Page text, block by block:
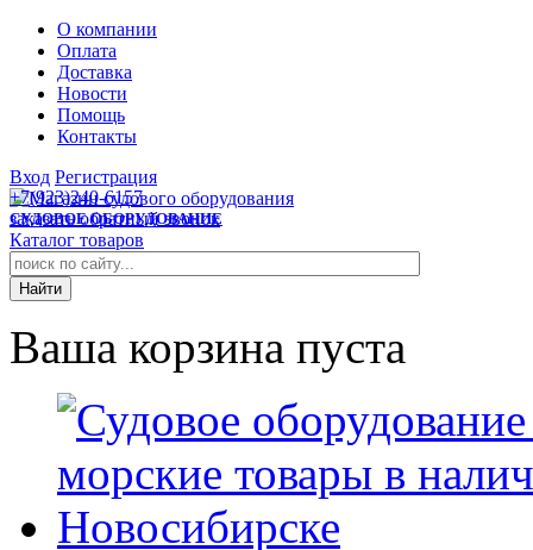
О компании
Оплата
Доставка
Новости
Помощь
Контакты
Вход Регистрация
СУДОВОЕ ОБОРУДОВАНИЕ
+7(923)240-6157
заказать обратный звонок
Каталог товаров
Ваша корзина пуста